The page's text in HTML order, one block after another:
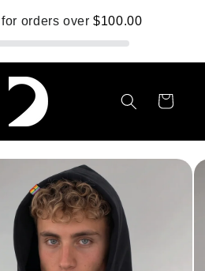
orders over$100.00
Cart